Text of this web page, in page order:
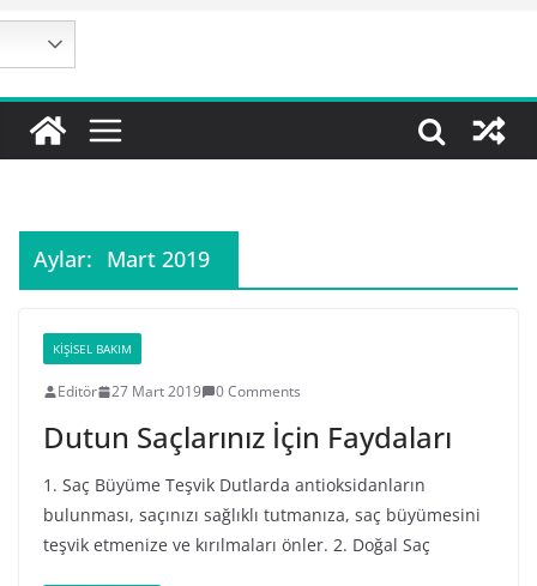
Aylar: Mart 2019
KIŞISEL BAKIM
Editör 27 Mart 2019 0 Comments
Dutun Saçlarınız İçin Faydaları
1. Saç Büyüme Teşvik Dutlarda antioksidanların
bulunması, saçınızı sağlıklı tutmanıza, saç büyümesini
teşvik etmenize ve kırılmaları önler. 2. Doğal Saç